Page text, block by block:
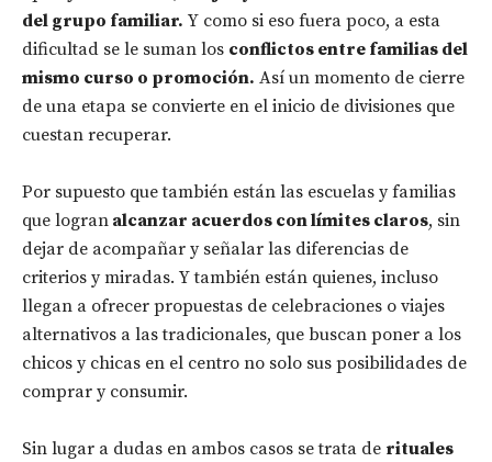
del grupo familiar. Y como si eso fuera poco, a esta
dificultad se le suman los conflictos entre familias del
mismo curso o promoción. Así un momento de cierre
de una etapa se convierte en el inicio de divisiones que
cuestan recuperar.
Por supuesto que también están las escuelas y familias
que logran alcanzar acuerdos con límites claros, sin
dejar de acompañar y señalar las diferencias de
criterios y miradas. Y también están quienes, incluso
llegan a ofrecer propuestas de celebraciones o viajes
alternativos a las tradicionales, que buscan poner a los
chicos y chicas en el centro no solo sus posibilidades de
comprar y consumir.
Sin lugar a dudas en ambos casos se trata de rituales